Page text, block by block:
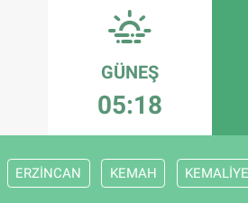
GÜNEŞ
05:18
ERZİNCAN KEMAH KEMALİYE